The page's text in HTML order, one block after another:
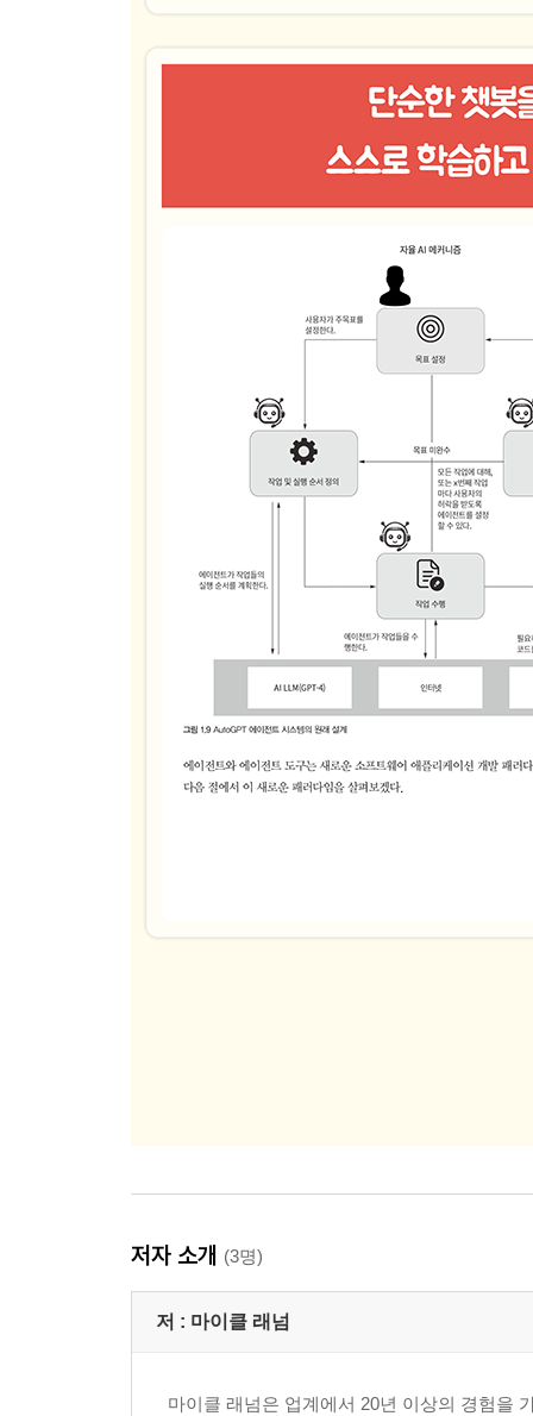
__10.1.2 퓨샷 프롬프팅
10.2 프롬프트 엔지니어링과 추론
__10.2.3 단계별 프롬프트 연쇄
__10.3.2 사고 트리 프롬프팅의 평가
▣ 11장: 에이전트의 계획과 피드백
11.1 계획: 모든 에이전트/어시스턴트의 필수 도구
11.2 순차 계획 수립 과정
11.3 순차 플래너 구축
11.4 단계별 플래너의 검토: 오픈AI의 추론 특화 모
11.5 어시스턴트 및 에이전트형 시스템에서 계획,
__11.5.2 추론의 용도와 용법
__11.5.4 피드백의 용도와 용법
▣ 부록A: 오픈AI LLM 활용
B.1 예제 코드 다운로드
저자 소개 (3명)
저 : 마이클 래넘
마이클 래넘은 업계에서 20년 이상의 경험을